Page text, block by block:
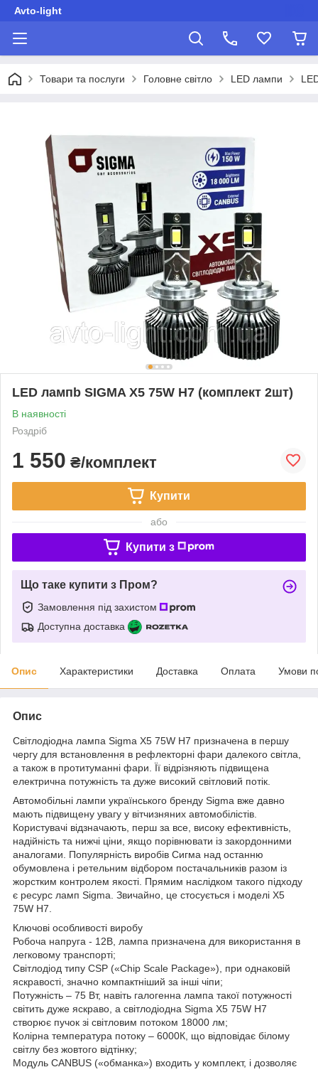
Avto-light
Товари та послуги Головне світло LED лампи
LED лампb SIGMA X5 75W H7 (комплект 2шт)
В наявності
Роздріб
1 550 ₴/комплект
Купити
або
Купити з
Що таке купити з Пром?
Замовлення під захистом
Доступна доставка
Опис Характеристики Доставка Оплата Умови
Опис
Світлодіодна лампа Sigma X5 75W H7 призначена в першу
чергу для встановлення в рефлекторні фари далекого світла,
а також в протитуманні фари. Її відрізняють підвищена
електрична потужність та дуже високий світловий потік.
Автомобільні лампи українського бренду Sigma вже давно
мають підвищену увагу у вітчизняних автомобілістів.
Користувачі відзначають, перш за все, високу ефективність,
надійність та нижчі ціни, якщо порівнювати із закордонними
аналогами. Популярність виробів Сигма над останню
обумовлена і ретельним відбором постачальників разом із
жорстким контролем якості. Прямим наслідком такого підходу
є ресурс ламп Sigma. Звичайно, це стосується і моделі X5
75W H7.
Ключові особливості виробу
Робоча напруга - 12В, лампа призначена для використання в
легковому транспорті;
Світлодіод типу CSP («Chip Scale Package»), при однаковій
яскравості, значно компактніший за інші чіпи;
Потужність – 75 Вт, навіть галогенна лампа такої потужності
світить дуже яскраво, а світлодіодна Sigma X5 75W H7
створює пучок зі світловим потоком 18000 лм;
Колірна температура потоку – 6000К, що відповідає білому
світлу без жовтого відтінку;
Модуль CANBUS («обманка») входить у комплект, і дозволяє